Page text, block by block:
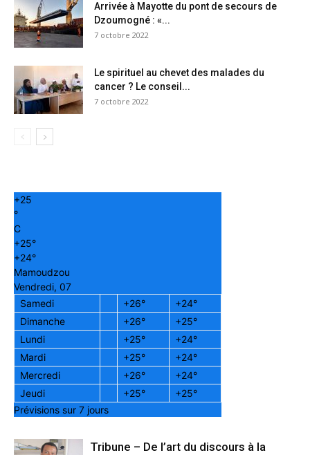
Arrivée à Mayotte du pont de secours de
Dzoumogné : «...
7 octobre 2022
Le spirituel au chevet des malades du
cancer ? Le conseil...
7 octobre 2022
+25
°
C
+25°
+24°
Mamoudzou
Vendredi, 07
Samedi
+26° +24°
Dimanche
+26° +25°
Lundi
+25° +24°
Mardi
+25° +24°
Mercredi
+26° +24°
Jeudi
+25° +25°
Prévisions sur 7 jours
Tribune – De l’art du discours à la